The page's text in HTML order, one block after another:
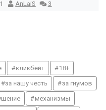
AnLaiS 3
кликбейт 18+
за нашу честь за гнумов
механизмы